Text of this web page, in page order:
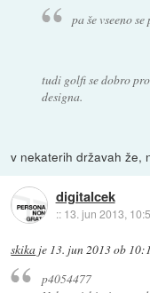
pa še vseeno
tudi golfi se dobro
designa.
v nekaterih državah že,
digitalcek
:: 13. jun 2013,
skika je 13. jun 2013 ob
p4054477